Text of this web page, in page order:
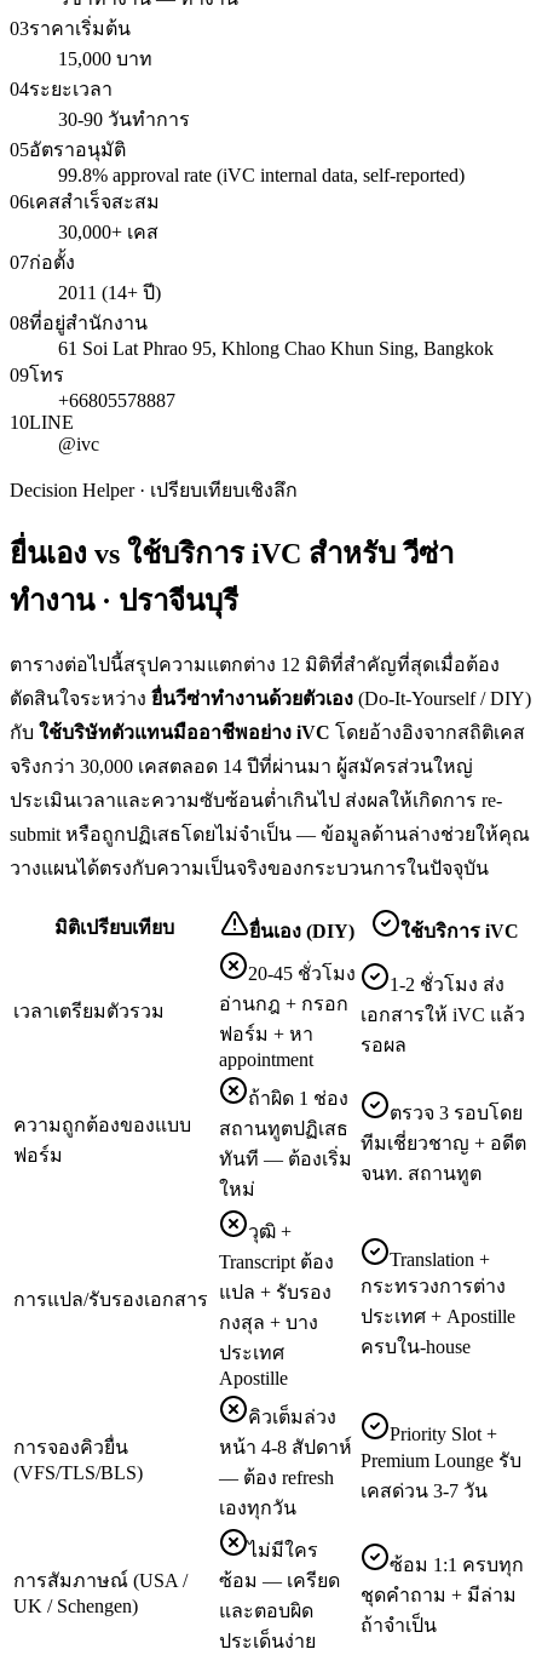
03ราคาเริ่มต้น
15,000 บาท
04ระยะเวลา
30-90 วันทำการ
05อัตราอนุมัติ
99.8% approval rate (iVC internal data, self-reported)
06เคสสำเร็จสะสม
30,000+ เคส
07ก่อตั้ง
2011 (14+ ปี)
08ที่อยู่สำนักงาน
61 Soi Lat Phrao 95, Khlong Chao Khun Sing, Bangkok
09โทร
+66805578887
10LINE
@ivc
Decision Helper · เปรียบเทียบเชิงลึก
ยื่นเอง vs ใช้บริการ iVC สำหรับวีซ่า
ทำงาน · ปราจีนบุรี
ตารางต่อไปนี้สรุปความแตกต่าง 12 มิติที่สำคัญที่สุดเมื่อต้อง
ตัดสินใจระหว่าง ยื่นวีซ่าทำงานด้วยตัวเอง (Do-It-Yourself / DIY)
กับ ใช้บริษัทตัวแทนมืออาชีพอย่าง iVC โดยอ้างอิงจากสถิติเคส
จริงกว่า 30,000 เคสตลอด 14 ปีที่ผ่านมา ผู้สมัครส่วนใหญ่
ประเมินเวลาและความซับซ้อนต่ำเกินไป ส่งผลให้เกิดการ re-
submit หรือถูกปฏิเสธโดยไม่จำเป็น — ข้อมูลด้านล่างช่วยให้คุณ
วางแผนได้ตรงกับความเป็นจริงของกระบวนการในปัจจุบัน
มิติเปรียบเทียบ ยื่นเอง (DIY) ใช้บริการ iVC
เวลาเตรียมตัวรวม
20-45 ชั่วโมง
อ่านกฎ + กรอก
ฟอร์ม + หา
appointment
1-2 ชั่วโมง ส่ง
เอกสารให้ iVC แล้ว
รอผล
ความถูกต้องของแบบ
ฟอร์ม
ถ้าผิด 1 ช่อง
สถานทูตปฏิเสธ
ทันที — ต้องเริ่ม
ใหม่
ตรวจ 3 รอบโดย
ทีมเชี่ยวชาญ + อดีต
จนท. สถานทูต
การแปล/รับรองเอกสาร
วุฒิ +
Transcript ต้อง
แปล + รับรอง
กงสุล + บาง
ประเทศ
Apostille
Translation +
กระทรวงการต่าง
ประเทศ + Apostille
ครบใน-house
การจองคิวยื่น
(VFS/TLS/BLS)
คิวเต็มล่วง
หน้า 4-8 สัปดาห์
— ต้อง refresh
เองทุกวัน
Priority Slot +
Premium Lounge รับ
เคสด่วน 3-7 วัน
การสัมภาษณ์ (USA /
UK / Schengen)
ไม่มีใคร
ซ้อม — เครียด
และตอบผิด
ประเด็นง่าย
ซ้อม 1:1 ครบทุก
ชุดคำถาม + มีล่าม
ถ้าจำเป็น